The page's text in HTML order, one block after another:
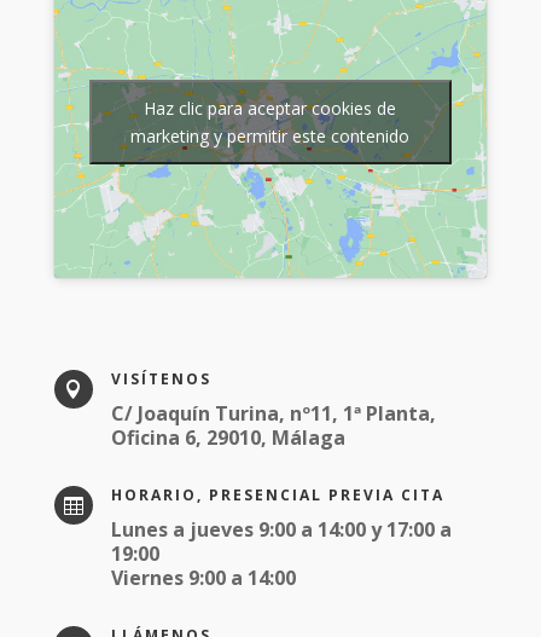
Haz clic para aceptar cookies de
marketing y permitir este contenido
 VISÍTENOS
C/ Joaquín Turina, nº11, 1ª Planta,
Oficina 6, 29010, Málaga
 HORARIO, PRESENCIAL PREVIA CITA
Lunes a jueves 9:00 a 14:00 y 17:00 a
19:00
Viernes 9:00 a 14:00